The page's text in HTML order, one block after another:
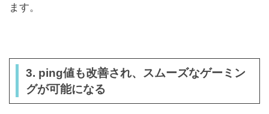
ます。
3. ping値も改善され、スムーズなゲーミン
グが可能になる